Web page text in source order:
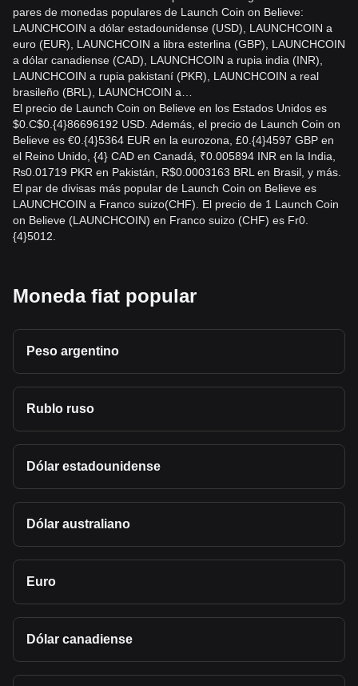
pares de monedas populares de Launch Coin on Believe:
LAUNCHCOIN a dólar estadounidense (USD), LAUNCHCOIN a
euro (EUR), LAUNCHCOIN a libra esterlina (GBP), LAUNCHCOIN
a dólar canadiense (CAD), LAUNCHCOIN a rupia india (INR),
LAUNCHCOIN a rupia pakistaní (PKR), LAUNCHCOIN a real
brasileño (BRL), LAUNCHCOIN a…
El precio de Launch Coin on Believe en los Estados Unidos es
$0.C$0.{4}86696192 USD. Además, el precio de Launch Coin on
Believe es €0.{4}5364 EUR en la eurozona, £0.{4}4597 GBP en
el Reino Unido, {4} CAD en Canadá, ₹0.005894 INR en la India,
₨0.01719 PKR en Pakistán, R$0.0003163 BRL en Brasil, y más.
El par de divisas más popular de Launch Coin on Believe es
LAUNCHCOIN a Franco suizo(CHF). El precio de 1 Launch Coin
on Believe (LAUNCHCOIN) en Franco suizo (CHF) es Fr0.
{4}5012.
Moneda fiat popular
Peso argentino
Rublo ruso
Dólar estadounidense
Dólar australiano
Euro
Dólar canadiense